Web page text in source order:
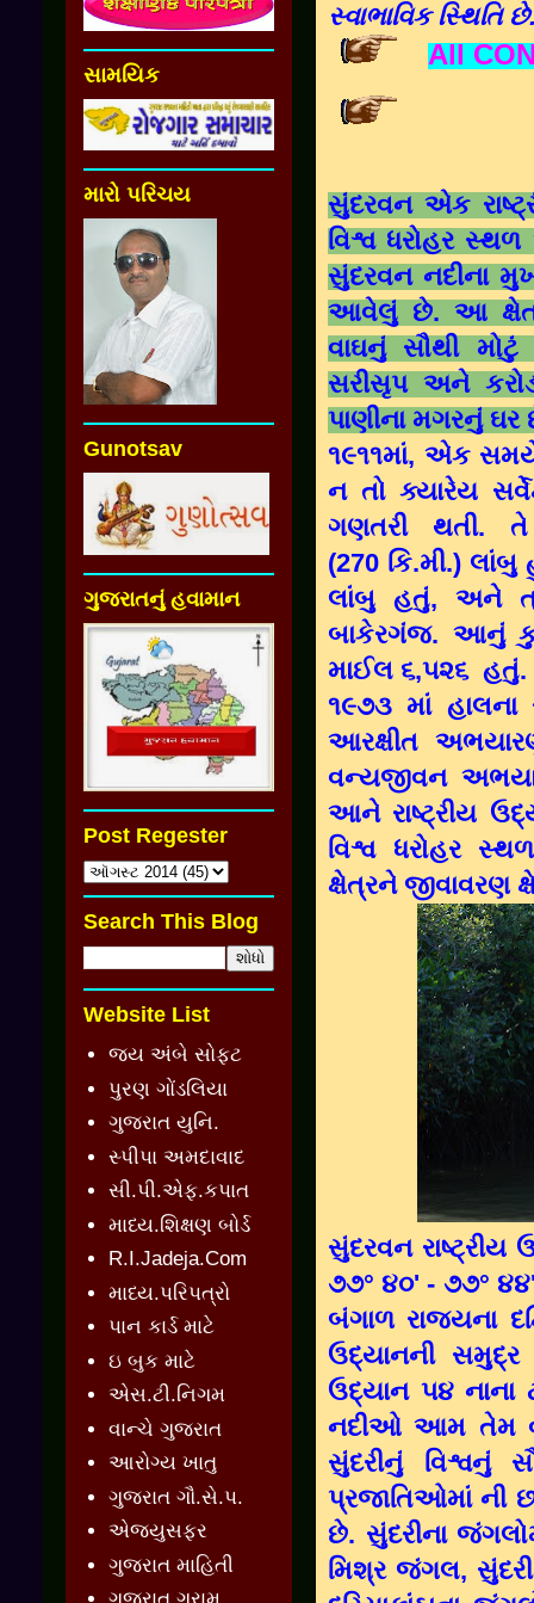
સ્વાભાવિક સ્થિતિ
All
સુંદરવન એક
વિશ્વ ધરોહર
સુંદરવન નદીના
આવેલું છે. આ
વાઘનું સૌથી
સરીસૃપ અને
પાણીના મગરનું ઘર
૧૯૧૧માં, એક
ન તો ક્યારેય
ગણતરી થતી.
(270 કિ.મી.)
લાંબુ હતું, અને
બાકેરગંજ. આનું
માઈલ ૬,૫૨૬ હતું.
૧૯૭૩ માં હાલના
આરક્ષીત
વન્યજીવન
આને રાષ્ટ્રીય
વિશ્વ ધરોહર
ક્ષેત્રને જીવાવરણ
સુંદરવન
૭૭° ૪૦' - ૭૭°
બંગાળ રાજ્યના
ઉદ્યાનની
ઉદ્યાન ૫૪
નદીઓ આમ તેમ
સુંદરીનું વિશ્વનું
પ્રજાતિઓમાં ની
છે. સુંદરીના
મિશ્ર જંગલ, સુંદરી
સામયિક
મારો પરિચય
Gunotsav
ગુજરાતનું હવામાન
Post Regester
Search This Blog
Website List
જય અંબે સોફ્ટ
પુરણ ગોંડલિયા
ગુજરાત યુનિ.
સ્પીપા અમદાવાદ
સી.પી.એફ.કપાત
માધ્ય.શિક્ષણ બોર્ડ
R.I.Jadeja.Com
માધ્ય.પરિપત્રો
પાન કાર્ડ માટે
ઇ બુક માટે
એસ.ટી.નિગમ
વાન્ચે ગુજરાત
આરોગ્ય ખાતુ
ગુજરાત ગૌ.સે.પ.
એજ્યુસફર
ગુજરાત માહિતી